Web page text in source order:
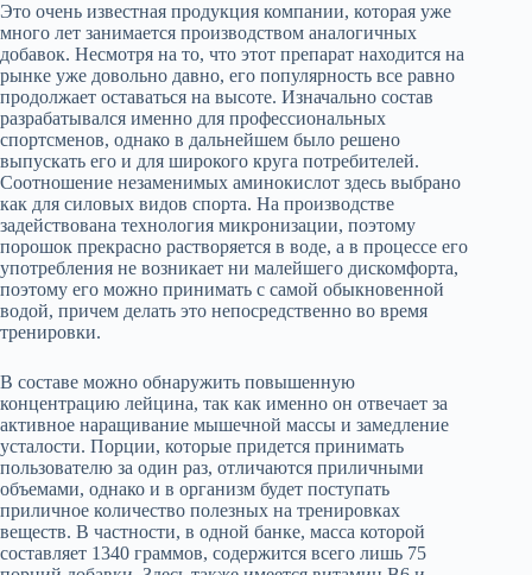
Это очень известная продукция компании, которая уже
много лет занимается производством аналогичных
добавок. Несмотря на то, что этот препарат находится на
рынке уже довольно давно, его популярность все равно
продолжает оставаться на высоте. Изначально состав
разрабатывался именно для профессиональных
спортсменов, однако в дальнейшем было решено
выпускать его и для широкого круга потребителей.
Соотношение незаменимых аминокислот здесь выбрано
как для силовых видов спорта. На производстве
задействована технология микронизации, поэтому
порошок прекрасно растворяется в воде, а в процессе его
употребления не возникает ни малейшего дискомфорта,
поэтому его можно принимать с самой обыкновенной
водой, причем делать это непосредственно во время
тренировки.
В составе можно обнаружить повышенную
концентрацию лейцина, так как именно он отвечает за
активное наращивание мышечной массы и замедление
усталости. Порции, которые придется принимать
пользователю за один раз, отличаются приличными
объемами, однако и в организм будет поступать
приличное количество полезных на тренировках
веществ. В частности, в одной банке, масса которой
составляет 1340 граммов, содержится всего лишь 75